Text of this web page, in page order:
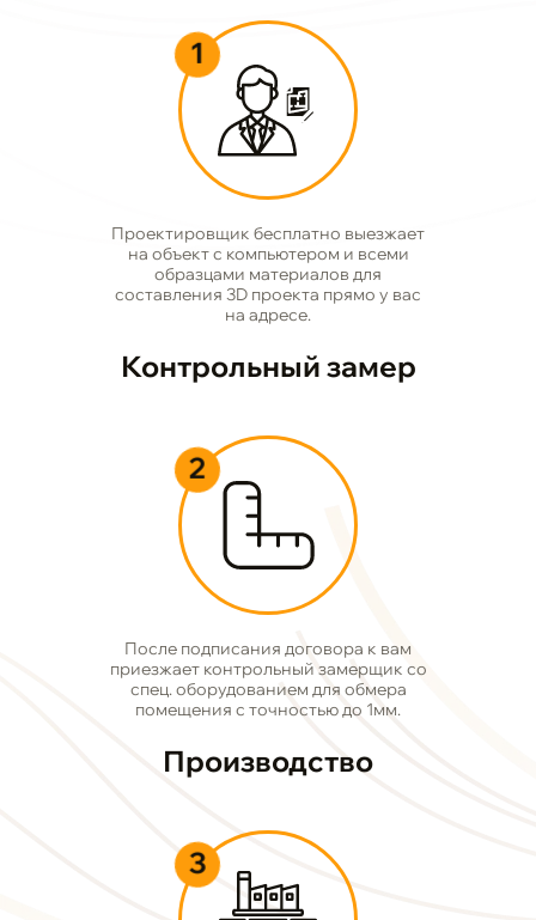
1
Проектировщик бесплатно выезжает
на объект с компьютером и всеми
образцами материалов для
составления 3D проекта прямо у вас
на адресе.
Контрольный замер
2
После подписания договора к вам
приезжает контрольный замерщик со
спец. оборудованием для обмера
помещения с точностью до 1мм.
Производство
3